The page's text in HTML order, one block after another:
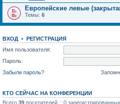
Европейские левые
Темы: 6
ВХОД • РЕГИСТРАЦИЯ
Имя пользователя:
Пароль:
Забыли пароль?
КТО СЕЙЧАС НА КОНФЕРЕНЦИИ
Всего 39 посетителей :: 0